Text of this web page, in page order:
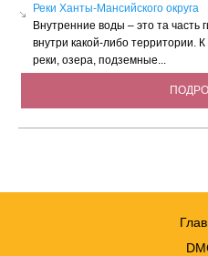
Реки Ханты-Мансийского округа
Внутренние воды – это та часть
внутри какой-либо территории.
реки, озера, подземные...